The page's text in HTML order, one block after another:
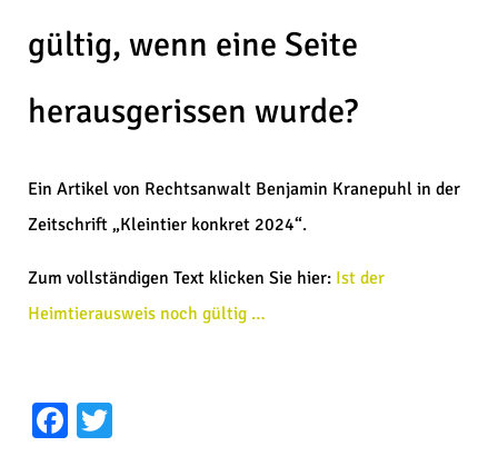
gültig, wenn eine Seite
herausgerissen wurde?
Ein Artikel von Rechtsanwalt Benjamin Kranepuhl in der
Zeitschrift „Kleintier konkret 2024“.
Zum vollständigen Text klicken Sie hier: Ist der
Heimtierausweis noch gültig …
Facebook